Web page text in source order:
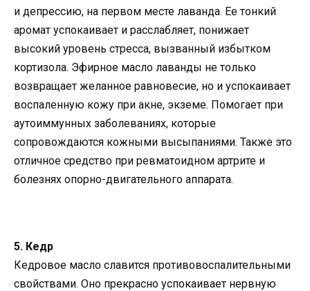
и депрессию, на первом месте лаванда. Ее тонкий
аромат успокаивает и расслабляет, понижает
высокий уровень стресса, вызванный избытком
кортизола. Эфирное масло лаванды не только
возвращает желанное равновесие, но и успокаивает
воспаленную кожу при акне, экземе. Помогает при
аутоиммунных заболеваниях, которые
сопровождаются кожными высыпаниями. Также это
отличное средство при ревматоидном артрите и
болезнях опорно-двигательного аппарата.
5. Кедр
Кедровое масло славится противовоспалительными
свойствами. Оно прекрасно успокаивает нервную